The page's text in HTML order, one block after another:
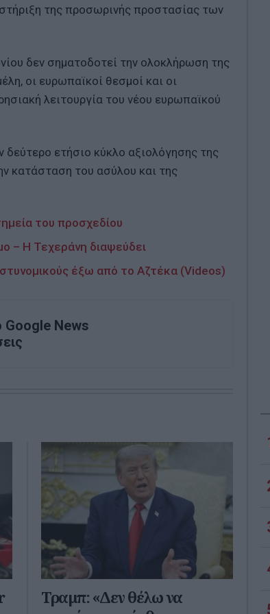
της προσωρινής προστασίας των
δεν σηματοδοτεί την ολοκλήρωση της
οι ευρωπαϊκοί θεσμοί και οι
λειτουργία του νέου ευρωπαϊκού
ετήσιο κύκλο αξιολόγησης της
κατάσταση του ασύλου και της
του προσχεδίου
– Η Τεχεράνη διαψεύδει
έξω από το Αζτέκα (Videos)
News
Τραμπ: «Δεν θέλω να